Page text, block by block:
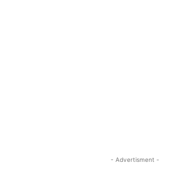
- Advertisment -